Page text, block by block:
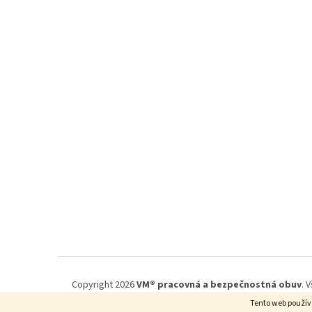
Tento web
Copyright 2026VM® pracovná a bezpečnostná obuv.